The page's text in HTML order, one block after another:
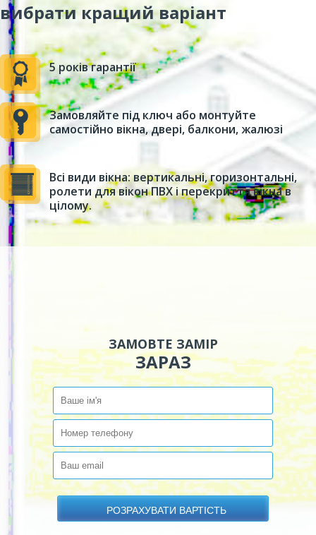
вибрати кращий варіант
5 років гарантії
Замовляйте під ключ або монтуйте
самостійно вікна, двері, балкони, жалюзі
Всі види вікна: вертикальні, горизонтальні,
ролети для вікон ПВХ і перекриття вікна в
цілому.
ЗАМОВТЕ ЗАМІР
ЗАРАЗ